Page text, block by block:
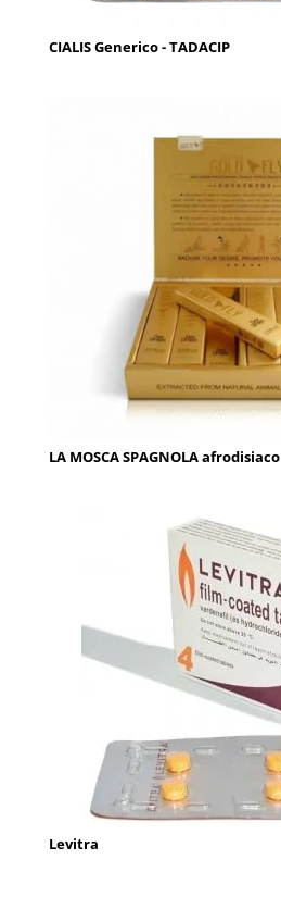
CIALIS Generico - TADACIP
LA MOSCA SPAGNOLA afrodisiaco
Levitra